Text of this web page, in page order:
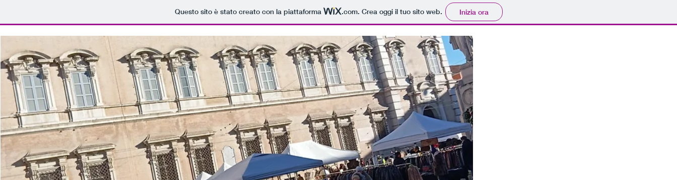
Questo sito è stato creato con la piattaforma .com. Crea oggi il tuo sito web. Inizia ora